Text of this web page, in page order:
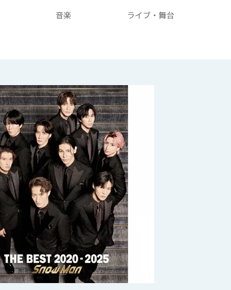
音楽 ライブ・舞台